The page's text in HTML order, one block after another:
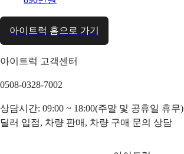
아이트럭 홈으로 가기
아이트럭 고객센터
0508-0328-7002
상담시간: 09:00 ~ 18:00(주말 및 공휴일 휴무)
딜러 입점, 차량 판매, 차량 구매 문의 상담